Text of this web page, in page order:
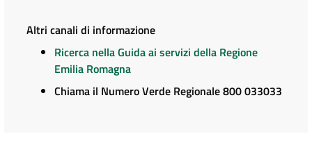
Altri canali di informazione
Ricerca nella Guida ai servizi della Regione
Emilia Romagna
Chiama il Numero Verde Regionale 800 033033